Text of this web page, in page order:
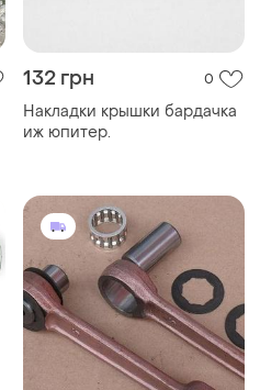
132 грн 0
Накладки крышки бардачка
иж юпитер.